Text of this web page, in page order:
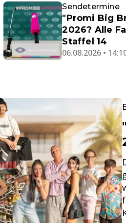
Sendetermine
"Promi Big
2026? Alle
Staffel 14
06.08.2026 •